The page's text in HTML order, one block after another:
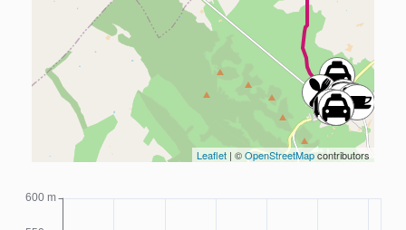
Leaflet | ©OpenStreetMapcontributors